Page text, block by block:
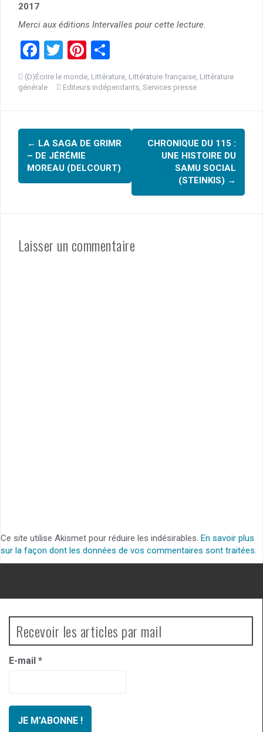
2017
Merci aux éditions Intervalles pour cette lecture.
F
a
ce
o
o
k
T
tt
Pi
nt
er
t
ar
ta
er
(D)Écrire le monde Littérature Littérature française Littérature
générale
Editeurs indépendants Services presse
Navigation
d'article
← LA SAGA DE GRIMR
– DE JÉRÉMIE
MOREAU (DELCOURT)
CHRONIQUE DU 115 :
UNE HISTOIRE DU
SAMU SOCIAL
(STEINKIS) →
Laisser un commentaire
Ce site utilise Akismet pour réduire les indésirables. En savoir plus
sur la façon dont les données de vos commentaires sont traitées.
Recevoir les articles par mail
E-mail *